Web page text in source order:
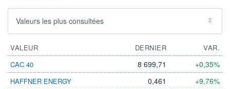
Valeurs les plus consultées
VALEUR DERNIER
VAR.
CAC 40
8 699,71 +0,35%
HAFFNER ENERGY 0,461 +9,76%